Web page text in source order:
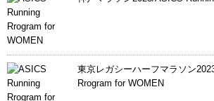
東京レガシーハーフマラソン
Rrogram for WOMEN